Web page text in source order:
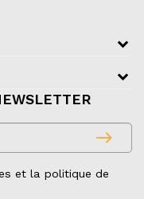
east
et la politique de